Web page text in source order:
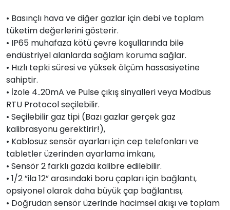
• Basınçlı hava ve diğer gazlar için debi ve toplam
tüketim değerlerini gösterir.
• IP65 muhafaza kötü çevre koşullarında bile
endüstriyel alanlarda sağlam koruma sağlar.
• Hızlı tepki süresi ve yüksek ölçüm hassasiyetine
sahiptir.
• İzole 4..20mA ve Pulse çıkış sinyalleri veya Modbus
RTU Protocol seçilebilir.
• Seçilebilir gaz tipi (Bazı gazlar gerçek gaz
kalibrasyonu gerektirir!),
• Kablosuz sensör ayarları için cep telefonları ve
tabletler üzerinden ayarlama imkanı,
• Sensör 2 farklı gazda kalibre edilebilir.
• 1/2 ”ila 12” arasındaki boru çapları için bağlantı,
opsiyonel olarak daha büyük çap bağlantısı,
• Doğrudan sensör üzerinde hacimsel akışı ve toplam